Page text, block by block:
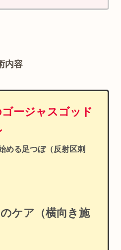
内容
ージャスゴッド
める足つぼ（反射区刺
ケア（横向き施